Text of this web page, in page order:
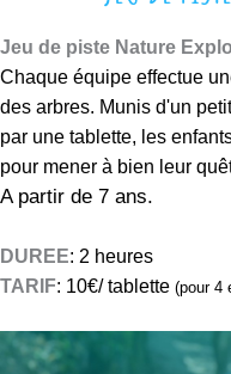
Jeu de piste Nature
Chaque équipe effectue
des arbres. Munis d'un
par une tablette, les
pour mener à bien leur
A partir de 7 ans.
DUREE: 2 heures
TARIF: 10€/ tablette (pour 4